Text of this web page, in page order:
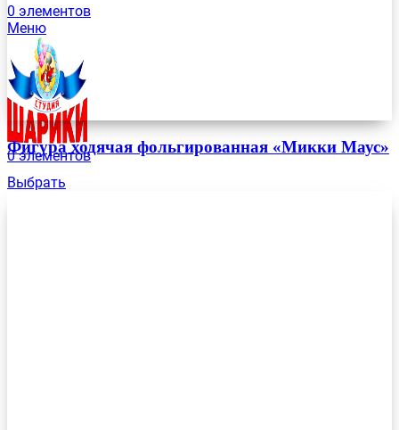
0 элементов
Меню
0элементов
Фигура ходячая фольгированная «Микки Маус»
Выбрать